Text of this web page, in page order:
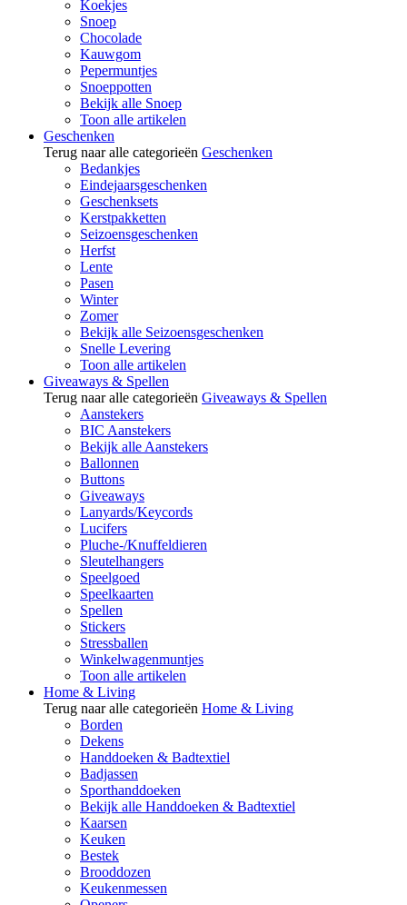
Koekjes
Snoep
Chocolade
Kauwgom
Pepermuntjes
Snoeppotten
Bekijk alle Snoep
Toon alle artikelen
Geschenken
Terug naar alle categorieën Geschenken
Bedankjes
Eindejaarsgeschenken
Geschenksets
Kerstpakketten
Seizoensgeschenken
Herfst
Lente
Pasen
Winter
Zomer
Bekijk alle Seizoensgeschenken
Snelle Levering
Toon alle artikelen
Giveaways & Spellen
Terug naar alle categorieën Giveaways & Spellen
Aanstekers
BIC Aanstekers
Bekijk alle Aanstekers
Ballonnen
Buttons
Giveaways
Lanyards/Keycords
Lucifers
Pluche-/Knuffeldieren
Sleutelhangers
Speelgoed
Speelkaarten
Spellen
Stickers
Stressballen
Winkelwagenmuntjes
Toon alle artikelen
Home & Living
Terug naar alle categorieën Home & Living
Borden
Dekens
Handdoeken & Badtextiel
Badjassen
Sporthanddoeken
Bekijk alle Handdoeken & Badtextiel
Kaarsen
Keuken
Bestek
Brooddozen
Keukenmessen